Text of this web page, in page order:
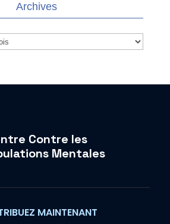
Archives
Contre les
Mentales
MAINTENANT